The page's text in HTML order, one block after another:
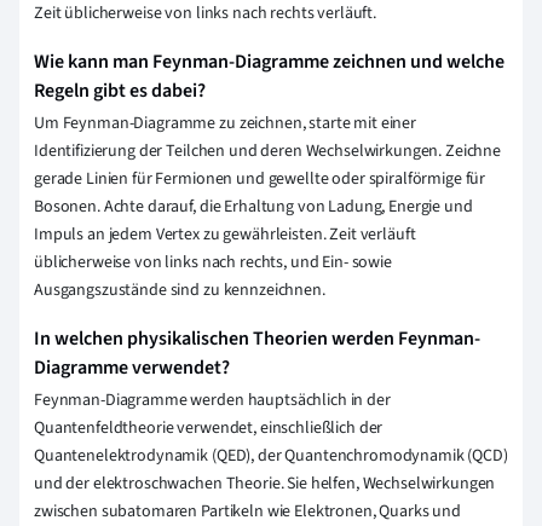
Zeit üblicherweise von links nach rechts verläuft.
Wie kann man Feynman-Diagramme zeichnen und welche
Regeln gibt es dabei?
Um Feynman-Diagramme zu zeichnen, starte mit einer
Identifizierung der Teilchen und deren Wechselwirkungen. Zeichne
gerade Linien für Fermionen und gewellte oder spiralförmige für
Bosonen. Achte darauf, die Erhaltung von Ladung, Energie und
Impuls an jedem Vertex zu gewährleisten. Zeit verläuft
üblicherweise von links nach rechts, und Ein- sowie
Ausgangszustände sind zu kennzeichnen.
In welchen physikalischen Theorien werden Feynman-
Diagramme verwendet?
Feynman-Diagramme werden hauptsächlich in der
Quantenfeldtheorie verwendet, einschließlich der
Quantenelektrodynamik (QED), der Quantenchromodynamik (QCD)
und der elektroschwachen Theorie. Sie helfen, Wechselwirkungen
zwischen subatomaren Partikeln wie Elektronen, Quarks und